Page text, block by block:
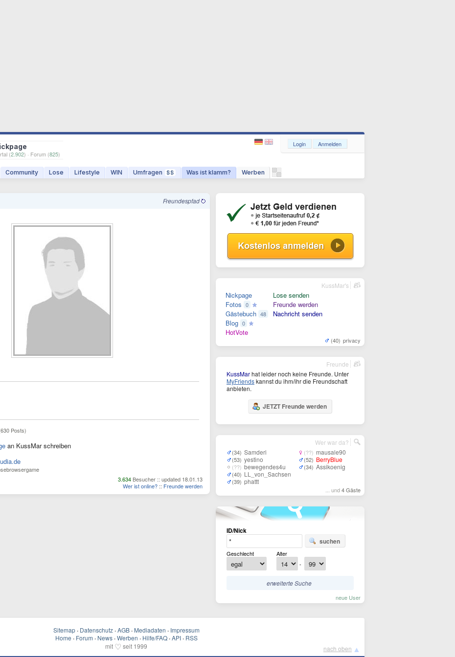
(2.902) · Forum (825)
Community Lose Lifestyle WIN Umfragen $$ Was ist klamm? Werben
Login Anmelden
Freundespfad
Posts)
an KussMar schreiben
3.634 Besucher :: updated 18.01.13
Wer ist online? :: Freunde werden
Nickpage
Fotos 0
Gästebuch 48
Blog 0
HotVote
Lose senden
Freunde werden
Nachricht senden
(40) privacy
KussMar's
KussMarhat leider noch keine Freunde. Unter
MyFriendskannst du ihm/ihr die Freundschaft
anbieten.
JETZT Freunde werden
Freunde
(34) Samderi
(53) yestino
(??) bewegendes4u
(40) LL_von_Sachsen
(39) phattt
(??) mausale90
(52) BerryBlue
(34) Assikoenig
... und4 Gäste
Wer war da?
ID/Nick
suchen
Geschlecht
Alter
-
erweiterte Suche
neue User
Sitemap · Datenschutz · AGB · Mediadaten · Impressum
Home · Forum · News · Werben · Hilfe/FAQ · API · RSS
mit ♡ seit 1999 nach oben ▲